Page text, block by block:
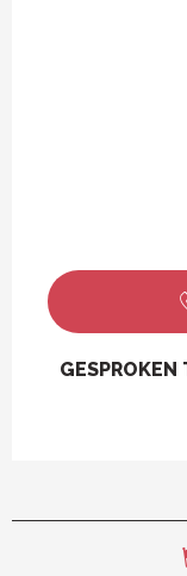
GESPROKEN
GESPROKEN